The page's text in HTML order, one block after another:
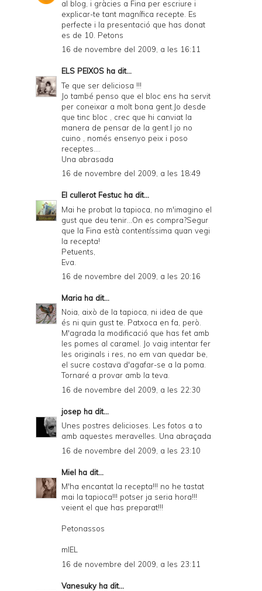
al blog, i gràcies a Fina per escriure i
explicar-te tant magnífica recepte. Es
perfecte i la presentació que has donat
es de 10. Petons
16 de novembre del 2009, a les 16:11
ELS PEIXOS ha dit...
Te que ser deliciosa !!!
Jo també penso que el bloc ens ha servit
per coneixar a molt bona gent.Jo desde
que tinc bloc , crec que hi canviat la
manera de pensar de la gent.I jo no
cuino , només ensenyo peix i poso
receptes....
Una abrasada
16 de novembre del 2009, a les 18:49
El cullerot Festuc ha dit...
Mai he probat la tapioca, no m'imagino el
gust que deu tenir...On es compra?Segur
que la Fina està contentíssima quan vegi
la recepta!
Petuents,
Eva.
16 de novembre del 2009, a les 20:16
Maria ha dit...
Noia, això de la tapioca, ni idea de que
és ni quin gust te. Patxoca en fa, però.
M'agrada la modificació que has fet amb
les pomes al caramel. Jo vaig intentar fer
les originals i res, no em van quedar be,
el sucre costava d'agafar-se a la poma.
Tornaré a provar amb la teva.
16 de novembre del 2009, a les 22:30
josep ha dit...
Unes postres delicioses. Les fotos a to
amb aquestes meravelles. Una abraçada
16 de novembre del 2009, a les 23:10
Miel ha dit...
M'ha encantat la recepta!!! no he tastat
mai la tapioca!!! potser ja seria hora!!!
veient el que has preparat!!!
Petonassos
mIEL
16 de novembre del 2009, a les 23:11
Vanesukyha dit...